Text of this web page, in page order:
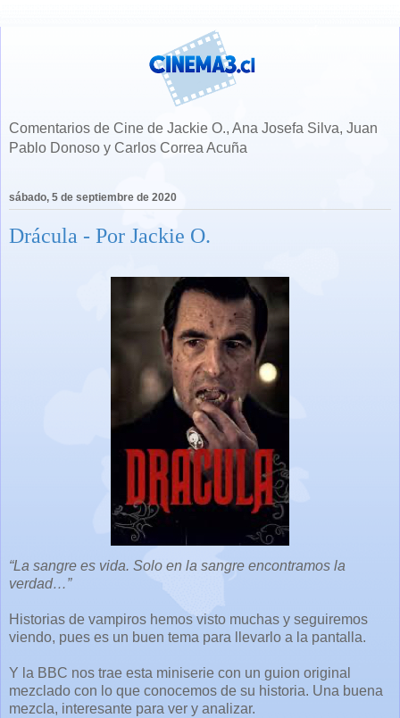
Comentarios de Cine de Jackie O., Ana Josefa Silva, Juan
Pablo Donoso y Carlos Correa Acuña
sábado, 5 de septiembre de 2020
Drácula - Por Jackie O.
“La sangre es vida. Solo en la sangre encontramos la
verdad…”
Historias de vampiros hemos visto muchas y seguiremos
viendo, pues es un buen tema para llevarlo a la pantalla.
Y la BBC nos trae esta miniserie con un guion original
mezclado con lo que conocemos de su historia. Una buena
mezcla, interesante para ver y analizar.